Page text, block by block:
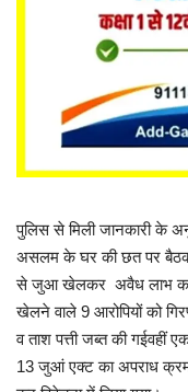
पुलिस से मिली जानकारी के
असलम के घर की छत पर
से जुआ खेलकर अवैध लाभ कमा
खेलने वाले 9 आरोपियों को
व ताश पत्ती जब्त की गईवहीं
13 जुआं एक्ट का अपराध